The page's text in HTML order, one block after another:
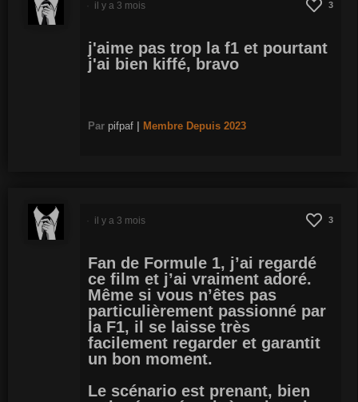
3
j'aime pas trop la f1 et pourtant
j'ai bien kiffé, bravo
Par pifpaf Membre Depuis 2023
il y a 3 mois
3
Fan de Formule 1, j’ai regardé
ce film et j’ai vraiment adoré.
Même si vous n’êtes pas
particulièrement passionné par
la F1, il se laisse très
facilement regarder et garantit
un bon moment.
Le scénario est prenant, bien
il y a 3 mois